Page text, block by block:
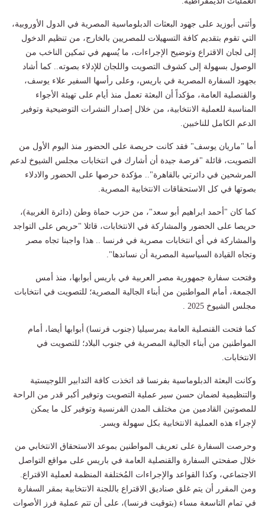
وأثنى أبوزيد على جهود البعثات الدبلوماسية المصرية في الدول الأوروبية،
التي تقوم بتقديم كافة التسهيلات للمصريين بالخارج، من تنظيم الدخول
إلى لجان الاقتراع وتوضيح الإجراءات، ما يُسهم في تمكين الناخب من
الوصول بسهولة إلى كشوف التصويت واللجان للإدلاء بصوته.. كما أشاد
بجهود السفارة المصرية في باريس، وعلى رأسها السفير علاء يوسف،
والقنصلية العامة، مؤكداً أن البعثة تعمل منذ أيام على تهيئة الأجواء
المناسبة للعملية الانتخابية، من خلال إصدار النشرات التوضيحية وتوفير
الدعم الكامل للناخبين.
أما "ماريان يوسف" فقد كانت حريصة على الحضور منذ اليوم الأول من
التصويت، قائلة "فرصة جيدة أن أشارك في انتخابات مجلس الشيوخ لدعم
المرشحين في دائرتي بالقاهرة".. مؤكدة حرصها على الحضور والادلاء
بصوتها في كل الاستحقاقات الانتخابية المصرية.
كما كان "أحمد ابراهيم أبو سعد"، من حزب حماة وطن (دائرة الغربية)،
حريصا على الحضور والمشاركة في الانتخابات، قائلا "حريص على التواجد
والمشاركة في أي انتخابات مصرية في فرنسا .. هذا واجبنا تجاه مصر
وتجاه القيادة السياسية المصرية أن نساندها".
وفتحت سفارة جمهورية مصر العربية في باريس أبوابها، منذ أمس
الجمعة، أمام المواطنين من أبناء الجالية المصرية؛ للتصويت في انتخابات
مجلس الشيوخ 2025 .
كما فتحت القنصلية العامة بمرسيليا (جنوب فرنسا) أبوابها أيضا، أمام
المواطنين من أبناء الجالية المصرية في جنوب البلاد؛ للتصويت في
الانتخابات.
وكانت البعثة الدبلوماسية بفرنسا قد اتخذت كافة التدابير اللوجيستية
والتنظيمية لضمان حسن سير عملية التصويت وتوفير أكبر قدر من الراحة
للمصوتين القادمين من مختلف المدن الفرنسية وتوفير كل ما يمكن
لإجراء هذه العملية الانتخابية بكل سهولة ويسر.
وحرصت السفارة على تعريف المواطنين بموعد الاستحقاق الانتخابي من
خلال صفحتي السفارة والقنصلية العامة في باريس على مواقع التواصل
الاجتماعي، وكذا القواعد والإجراءات المُختلفة المنظمة لعملية الاقتراع.
ومن المقرر أن يتم غلق صناديق الاقتراع باللجنة الانتخابية بمقر السفارة
في تمام التاسعة مساء (بتوقيت فرنسا)، على أن تتم عملية فرز الأصوات